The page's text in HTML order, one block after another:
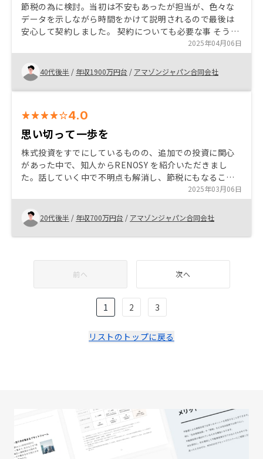
節税の為に検討。当初は不安もあったが担当が、色々な
データを示しながら時間をかけて説明されるので最後は
安心して契約しました。 契約についても必要な事 そうで
ない事をしっかり伝えてくてるので非常に助かりまし
た。
2025年04月06日
40代後半 / 年収1900万円台 / アマゾンジャパン合同会社
4.0
思い切って一歩を
株式投資をすでにしているものの、追加での投資に関心
があった中で、知人からRENOSY を紹介いただきまし
た。話していく中で不明点も解消し、節税にもなること
から思い切って購入しようと踏み切りました。今、検討
中の方もまずは一歩踏み出してみたら良いのかなと考え
ています。
2025年03月06日
20代後半 / 年収700万円台 / アマゾンジャパン合同会社
前へ 次へ
1 2 3
リストのトップに戻る